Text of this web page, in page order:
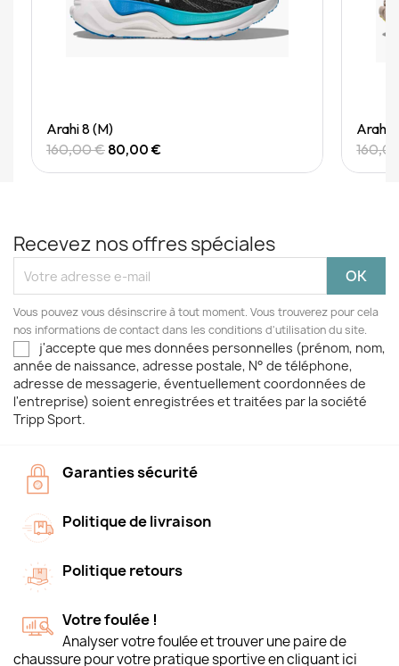
Arahi 8 (M)
160,00 € 80,00 €
Arahi
Recevez nos offres spéciales
Vous pouvez vous désinscrire à tout moment. Vous trouverez pour cela
nos informations de contact dans les conditions d'utilisation du site.
j'accepte que mes données personnelles (prénom, nom,
année de naissance, adresse postale, N° de téléphone,
adresse de messagerie, éventuellement coordonnées de
l'entreprise) soient enregistrées et traitées par la société
Tripp Sport.
Garanties sécurité
Politique de livraison
Politique retours
Votre foulée !
Analyser votre foulée et trouver une paire de
chaussure pour votre pratique sportive en cliquant ici